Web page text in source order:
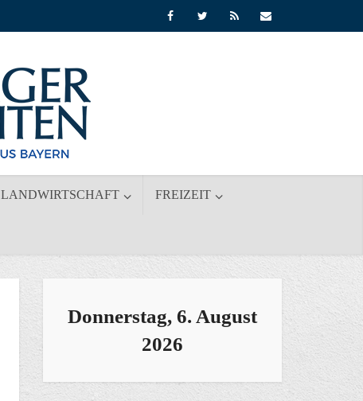
LANDWIRTSCHAFT FREIZEIT
Donnerstag, 6. August
2026